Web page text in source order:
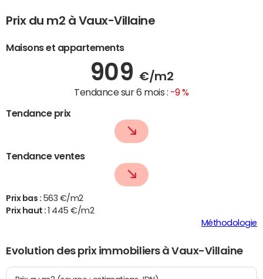
Prix du m2 à Vaux-Villaine
Maisons et appartements
909 €/m2
Tendance sur 6 mois : -9 %
Tendance prix
Tendance ventes
Prix bas : 563 €/m2
Prix haut :
1 445 €/m2
Méthodologie
Evolution des prix immobiliers à Vaux-Villaine